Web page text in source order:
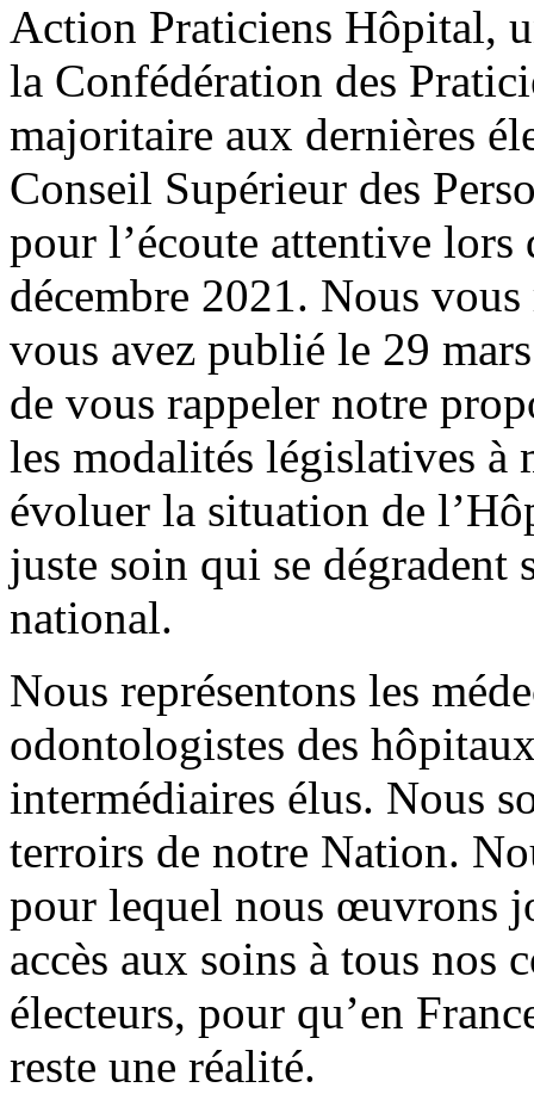
Action Praticiens Hôpital,
la Confédération des
majoritaire aux dernières
Conseil Supérieur des
pour l’écoute attentive
décembre 2021. Nous
vous avez publié le 29
de vous rappeler notre
les modalités législatives
évoluer la situation de
juste soin qui se dégradent
national.
Nous représentons les
odontologistes des
intermédiaires élus. Nous
terroirs de notre Nation.
pour lequel nous œuvrons
accès aux soins à tous nos
électeurs, pour qu’en
reste une réalité.